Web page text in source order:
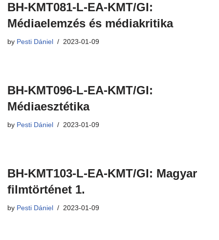
BH-KMT081-L-EA-KMT/GI:
Médiaelemzés és médiakritika
by Pesti Dániel 2023-01-09
BH-KMT096-L-EA-KMT/GI:
Médiaesztétika
by Pesti Dániel 2023-01-09
BH-KMT103-L-EA-KMT/GI: Magyar
filmtörténet 1.
by Pesti Dániel 2023-01-09